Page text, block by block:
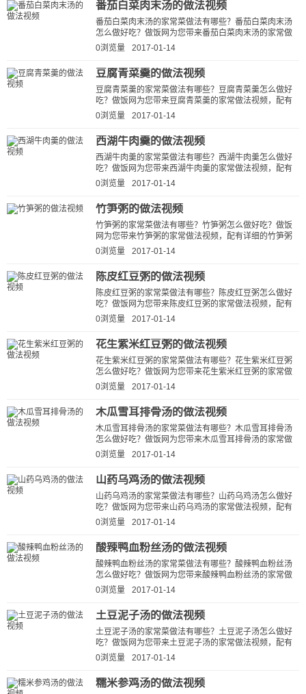
番茄白菜肉末汤的做法视频
番茄白菜肉末汤的家常菜做法有哪些？番茄白菜肉末汤
怎么做好吃？做饭网为您带来番茄白菜肉末汤的家常做
法视频，配有详细的番茄白菜肉末...
0浏览量 2017-01-14
豆腐青菜羹的做法视频
豆腐青菜羹的家常菜做法有哪些？豆腐青菜羹怎么做好
吃？做饭网为您带来豆腐青菜羹的家常做法视频，配有
详细的豆腐青菜羹的做法视频详解...
0浏览量 2017-01-14
西湖牛肉羹的做法视频
西湖牛肉羹的家常菜做法有哪些？西湖牛肉羹怎么做好
吃？做饭网为您带来西湖牛肉羹的家常做法视频，配有
详细的西湖牛肉羹的做法视频详解...
0浏览量 2017-01-14
竹笋粥的做法视频
竹笋粥的家常菜做法有哪些？竹笋粥怎么做好吃？做饭
网为您带来竹笋粥的家常做法视频，配有详细的竹笋粥
的做法视频详解，让新手快速学会竹...
0浏览量 2017-01-14
陈皮红豆粥的做法视频
陈皮红豆粥的家常菜做法有哪些？陈皮红豆粥怎么做好
吃？做饭网为您带来陈皮红豆粥的家常做法视频，配有
详细的陈皮红豆粥的做法视频详解...
0浏览量 2017-01-14
花生紫米红豆粥的做法视频
花生紫米红豆粥的家常菜做法有哪些？花生紫米红豆粥
怎么做好吃？做饭网为您带来花生紫米红豆粥的家常做
法视频，配有详细的花生紫米红豆...
0浏览量 2017-01-14
木瓜雪耳排骨汤的做法视频
木瓜雪耳排骨汤的家常菜做法有哪些？木瓜雪耳排骨汤
怎么做好吃？做饭网为您带来木瓜雪耳排骨汤的家常做
法视频，配有详细的木瓜雪耳排骨...
0浏览量 2017-01-14
山药乌鸡汤的做法视频
山药乌鸡汤的家常菜做法有哪些？山药乌鸡汤怎么做好
吃？做饭网为您带来山药乌鸡汤的家常做法视频，配有
详细的山药乌鸡汤的做法视频详解...
0浏览量 2017-01-14
酸辣鸭血粉丝汤的做法视频
酸辣鸭血粉丝汤的家常菜做法有哪些？酸辣鸭血粉丝汤
怎么做好吃？做饭网为您带来酸辣鸭血粉丝汤的家常做
法视频，配有详细的酸辣鸭血粉丝...
0浏览量 2017-01-14
土豆泥子汤的做法视频
土豆泥子汤的家常菜做法有哪些？土豆泥子汤怎么做好
吃？做饭网为您带来土豆泥子汤的家常做法视频，配有
详细的土豆泥子汤的做法视频详解...
0浏览量 2017-01-14
糯米参鸡汤的做法视频